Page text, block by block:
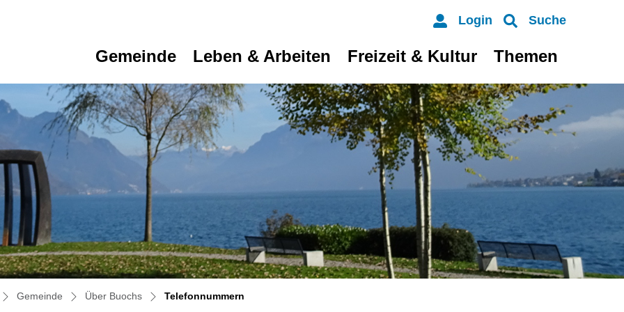
Login Suche
Gemeinde Leben & Arbeiten Freizeit & Kultur Themen
Gemeinde Über Buochs Telefonnummern